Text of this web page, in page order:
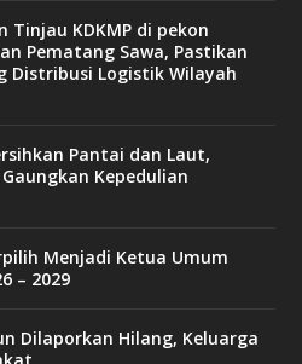
Tinjau KDKMP di pekon
Pematang Sawa, Pastikan
Distribusi Logistik Wilayah
Pantai dan Laut,
Kepedulian
Menjadi Ketua Umum
– 2029
Dilaporkan Hilang, Keluarga